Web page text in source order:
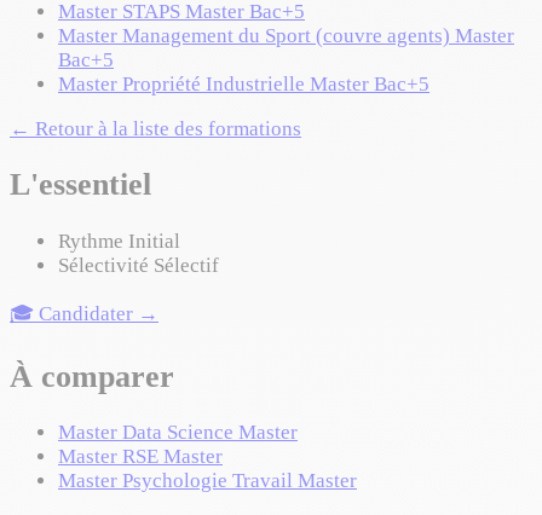
Master STAPS Master Bac+5
Master Management du Sport (couvre agents) Master
Bac+5
Master Propriété Industrielle Master Bac+5
← Retour à la liste des formations
L'essentiel
Rythme Initial
Sélectivité Sélectif
🎓 Candidater →
À comparer
Master Data Science Master
Master RSE Master
Master Psychologie Travail Master